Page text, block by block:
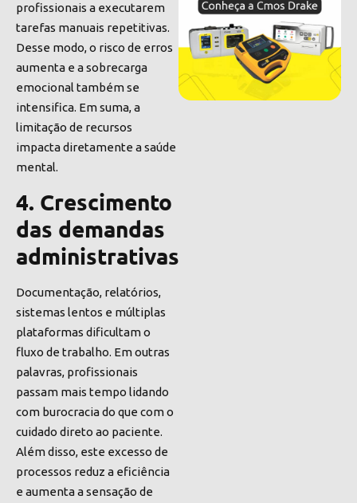
profissionais a executarem
tarefas manuais repetitivas.
Desse modo, o risco de erros
aumenta e a sobrecarga
emocional também se
intensifica. Em suma, a
limitação de recursos
impacta diretamente a saúde
mental.
4. Crescimento
das demandas
administrativas
Documentação, relatórios,
sistemas lentos e múltiplas
plataformas dificultam o
fluxo de trabalho. Em outras
palavras, profissionais
passam mais tempo lidando
com burocracia do que com o
cuidado direto ao paciente.
Além disso, este excesso de
processos reduz a eficiência
e aumenta a sensação de